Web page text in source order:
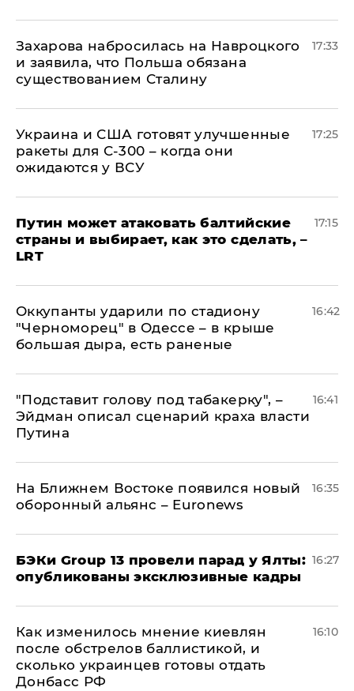
​Захарова набросилась на Навроцкого
и заявила, что Польша обязана
существованием Сталину
17:33
Украина и США готовят улучшенные
ракеты для С-300 – когда они
ожидаются у ВСУ
17:25
Путин может атаковать балтийские
страны и выбирает, как это сделать, –
LRT
17:15
Оккупанты ударили по стадиону
"Черноморец" в Одессе – в крыше
большая дыра, есть раненые
16:42
​"Подставит голову под табакерку", –
Эйдман описал сценарий краха власти
Путина
16:41
На Ближнем Востоке появился новый
оборонный альянс – Euronews
16:35
​БЭКи Group 13 провели парад у Ялты:
опубликованы эксклюзивные кадры
16:27
Как изменилось мнение киевлян
после обстрелов баллистикой, и
сколько украинцев готовы отдать
Донбасс РФ
16:10